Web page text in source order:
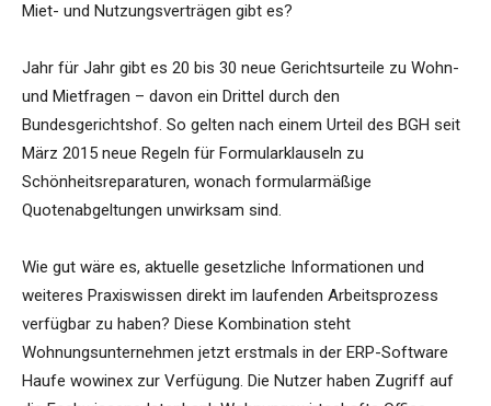
Miet- und Nutzungsverträgen gibt es?
Jahr für Jahr gibt es 20 bis 30 neue Gerichtsurteile zu Wohn-
und Mietfragen – davon ein Drittel durch den
Bundesgerichtshof. So gelten nach einem Urteil des BGH seit
März 2015 neue Regeln für Formularklauseln zu
Schönheitsreparaturen, wonach formularmäßige
Quotenabgeltungen unwirksam sind.
Wie gut wäre es, aktuelle gesetzliche Informationen und
weiteres Praxiswissen direkt im laufenden Arbeitsprozess
verfügbar zu haben? Diese Kombination steht
Wohnungsunternehmen jetzt erstmals in der ERP-Software
Haufe wowinex zur Verfügung. Die Nutzer haben Zugriff auf